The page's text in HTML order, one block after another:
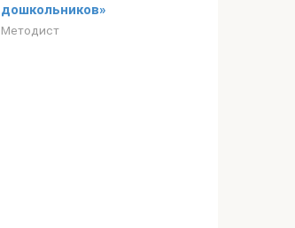
дошкольников»
Методист